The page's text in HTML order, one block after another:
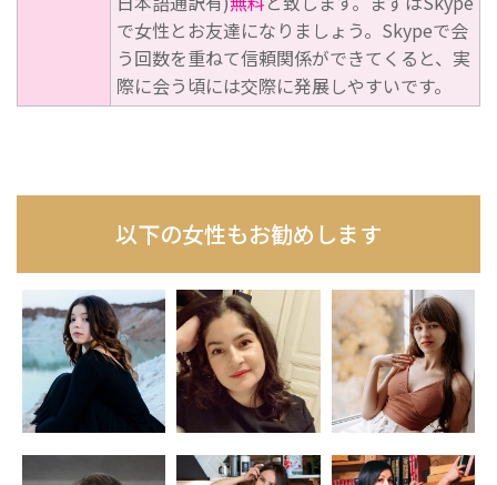
で女性とお友達になりましょう。Skypeで会
う回数を重ねて信頼関係ができてくると、実
際に会う頃には交際に発展しやすいです。
以下の女性もお勧めします